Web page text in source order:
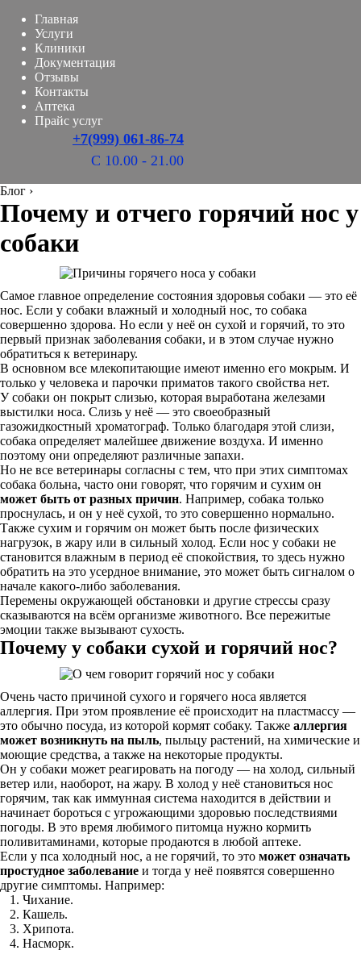
Главная
Услуги
Клиники
Документация
Отзывы
Контакты
Аптека
Прайс услуг
+7(999) 061-86-74
С 10.00 - 21.00
Блог ›
Почему и отчего горячий нос у
собаки
Самое главное определение состояния здоровья собаки — это её
нос. Если у собаки влажный и холодный нос, то собака
совершенно здорова. Но если у неё он сухой и горячий, то это
первый признак заболевания собаки, и в этом случае нужно
обратиться к ветеринару.
В основном все млекопитающие имеют именно его мокрым. И
только у человека и парочки приматов такого свойства нет.
У собаки он покрыт слизью, которая выработана железами
выстилки носа. Слизь у неё — это своеобразный
газожидкостный хроматограф. Только благодаря этой слизи,
собака определяет малейшее движение воздуха. И именно
поэтому они определяют различные запахи.
Но не все ветеринары согласны с тем, что при этих симптомах
собака больна, часто они говорят, что горячим и сухим он
может быть от разных причин. Например, собака только
проснулась, и он у неё сухой, то это совершенно нормально.
Также сухим и горячим он может быть после физических
нагрузок, в жару или в сильный холод. Если нос у собаки не
становится влажным в период её спокойствия, то здесь нужно
обратить на это усердное внимание, это может быть сигналом о
начале какого-либо заболевания.
Перемены окружающей обстановки и другие стрессы сразу
сказываются на всём организме животного. Все пережитые
эмоции также вызывают сухость.
Почему у собаки сухой и горячий нос?
Очень часто причиной сухого и горячего носа является
аллергия. При этом проявление её происходит на пластмассу —
это обычно посуда, из которой кормят собаку. Также аллергия
может возникнуть на пыль, пыльцу растений, на химические и
моющие средства, а также на некоторые продукты.
Он у собаки может реагировать на погоду — на холод, сильный
ветер или, наоборот, на жару. В холод у неё становиться нос
горячим, так как иммунная система находится в действии и
начинает бороться с угрожающими здоровью последствиями
погоды. В это время любимого питомца нужно кормить
поливитаминами, которые продаются в любой аптеке.
Если у пса холодный нос, а не горячий, то это может означать
простудное заболевание и тогда у неё появятся совершенно
другие симптомы. Например:
Чихание.
Кашель.
Хрипота.
Насморк.